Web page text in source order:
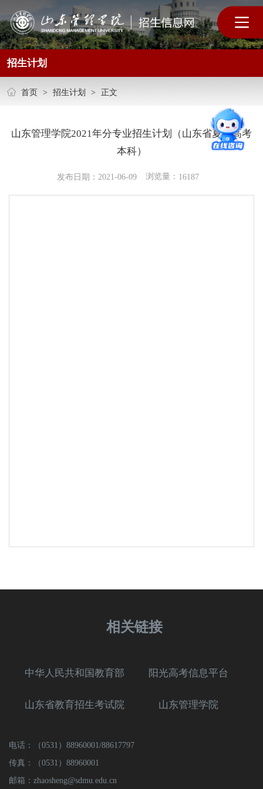
招生计划
首页 > 招生计划 > 正文
山东管理学院2021年分专业招生计划（山东省夏季高考
本科）
发布日期：2021-06-09 浏览量： 16187
相关链接
中华人民共和国教育部 阳光高考信息平台
山东省教育招生考试院 山东管理学院
电话：（0531）88960001/88617797
传真：（0531）88960001
邮箱：zhaosheng@sdmu.edu.cn